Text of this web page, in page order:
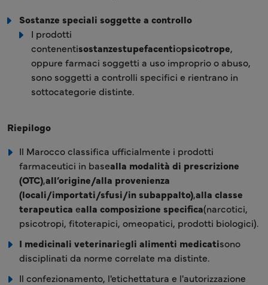
Sostanze speciali soggette a controllo
I prodotti
contenentisostanzestupefacentiopsicotrope,
oppure farmaci soggetti a uso improprio o abuso,
sono soggetti a controlli specifici e rientrano in
sottocategorie distinte.
Riepilogo
Il Marocco classifica ufficialmente i prodotti
farmaceutici in basealla modalità di prescrizione
(OTC),all’origine/alla provenienza
(locali/importati/sfusi/in subappalto),alla classe
terapeutica ealla composizione specifica(narcotici,
psicotropi, fitoterapici, omeopatici, prodotti biologici).
I medicinali veterinariegli alimenti medicatisono
disciplinati da norme correlate ma distinte.
Il confezionamento, l'etichettatura e l'autorizzazione